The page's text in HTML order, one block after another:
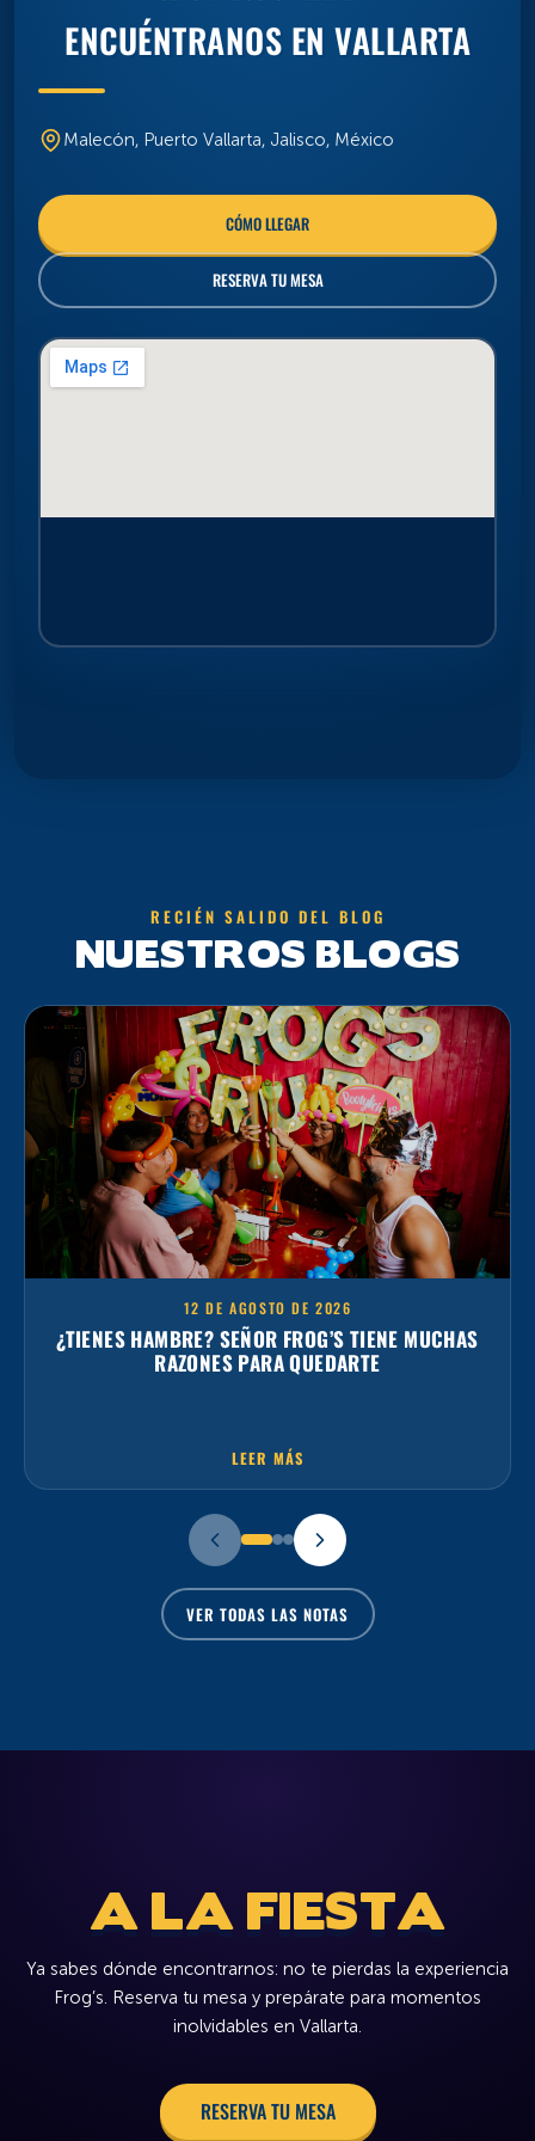
RESERVA TU MESA
VER TODAS LAS NOTAS
12 DE AGOSTO DE 2026
¿TIENES HAMBRE? SEÑOR FROG’S TIENE MUCHAS
RAZONES PARA QUEDARTE
LEER MÁS
A LA FIESTA
RESERVA TU MESA